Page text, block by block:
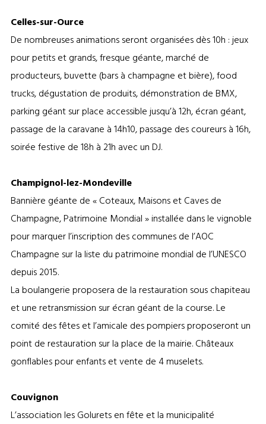
Celles-sur-Ource
De nombreuses animations seront organisées dès 10h : jeux
pour petits et grands, fresque géante, marché de
producteurs, buvette (bars à champagne et bière), food
trucks, dégustation de produits, démonstration de BMX,
parking géant sur place accessible jusqu’à 12h, écran géant,
passage de la caravane à 14h10, passage des coureurs à 16h,
soirée festive de 18h à 21h avec un DJ.
Champignol-lez-Mondeville
Bannière géante de « Coteaux, Maisons et Caves de
Champagne, Patrimoine Mondial » installée dans le vignoble
pour marquer l’inscription des communes de l’AOC
Champagne sur la liste du patrimoine mondial de l’UNESCO
depuis 2015.
La boulangerie proposera de la restauration sous chapiteau
et une retransmission sur écran géant de la course. Le
comité des fêtes et l’amicale des pompiers proposeront un
point de restauration sur la place de la mairie. Châteaux
gonflables pour enfants et vente de 4 muselets.
Couvignon
L’association les Golurets en fête et la municipalité